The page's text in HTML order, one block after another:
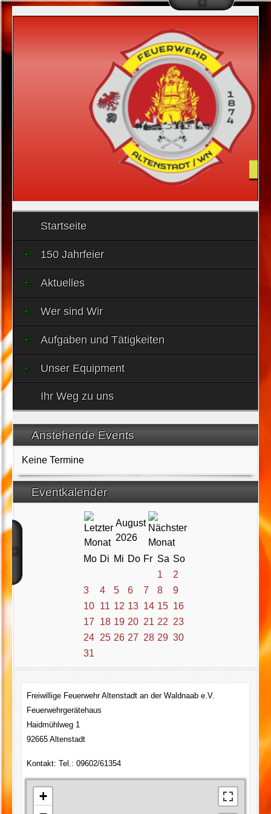
Startseite
150 Jahrfeier
Aktuelles
Wer sind Wir
Aufgaben und Tätigkeiten
Unser Equipment
Ihr Weg zu uns
Anstehende Events
Keine Termine
Eventkalender
August
2026
Mo Di Mi Do Fr Sa So
1
2
3
4 5 6 7 8
9
10 11 12 13 14 15 16
17
18 19 20 21 22 23
24 25 26 27 28 29 30
31
Freiwillige Feuerwehr Altenstadt an der Waldnaab e.V.
Feuerwehrgerätehaus
Haidmühlweg 1
92665 Altenstadt
Kontakt: Tel.: 09602/61354
+